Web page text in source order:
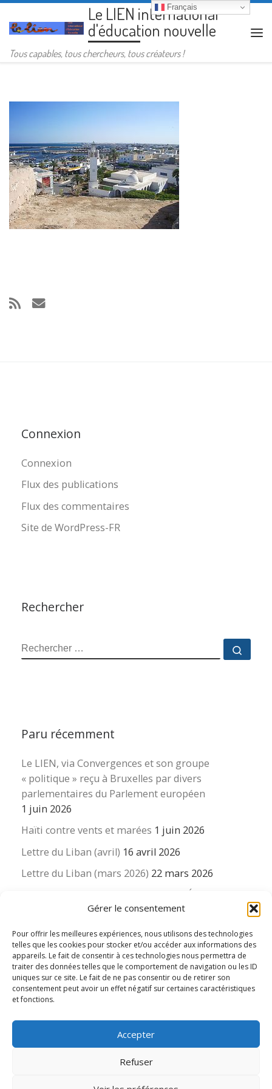
Gérer le consentement
Pour offrir les meilleures expériences, nous utilisons des technologies
telles que les cookies pour stocker et/ou accéder aux informations des
appareils. Le fait de consentir à ces technologies nous permettra de
traiter des données telles que le comportement de navigation ou les ID
uniques sur ce site. Le fait de ne pas consentir ou de retirer son
consentement peut avoir un effet négatif sur certaines caractéristiques
et fonctions.
Accepter
Refuser
Passer au contenuLe LIEN international
d'éducation nouvelle
Tous capables, tous chercheurs, tous créateurs !
Connexion
Connexion
Flux des publications
Flux des commentaires
Site de WordPress-FR
Rechercher
RECHERCHER
Paru récemment
Le LIEN, via Convergences et son groupe
« politique » reçu à Bruxelles par divers
parlementaires du Parlement européen
1 juin 2026
Haïti contre vents et marées 1 juin 2026
Lettre du Liban (avril) 16 avril 2026
Lettre du Liban (mars 2026) 22 mars 2026
La revue « Educateur » décapitée ? L’Éducation
nouvelle et ses liens avec la revue du Syndicat
16 mars 2026
© 2026
– Tous
droits réservés
Français